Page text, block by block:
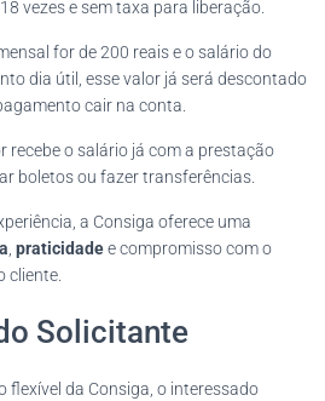
vezes e sem taxa para liberação.
for de 200 reais e o salário do
dia útil, esse valor já será descontado
cair na conta.
recebe o salário já com a prestação
boletos ou fazer transferências.
a Consiga oferece uma
, praticidadee compromisso com o
cliente.
Solicitante
flexível da Consiga, o interessado